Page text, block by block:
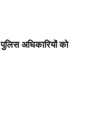
अधिकारियों को